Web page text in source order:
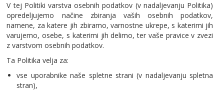
V tej Politiki varstva osebnih podatkov (v nadaljevanju Politika)
opredeljujemo načine zbiranja vaših osebnih podatkov,
namene, za katere jih zbiramo, varnostne ukrepe, s katerimi jih
varujemo, osebe, s katerimi jih delimo, ter vaše pravice v zvezi
z varstvom osebnih podatkov.
Ta Politika velja za:
vse uporabnike naše spletne strani (v nadaljevanju spletna
stran),